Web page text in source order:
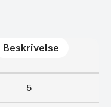
Beskrivelse
5